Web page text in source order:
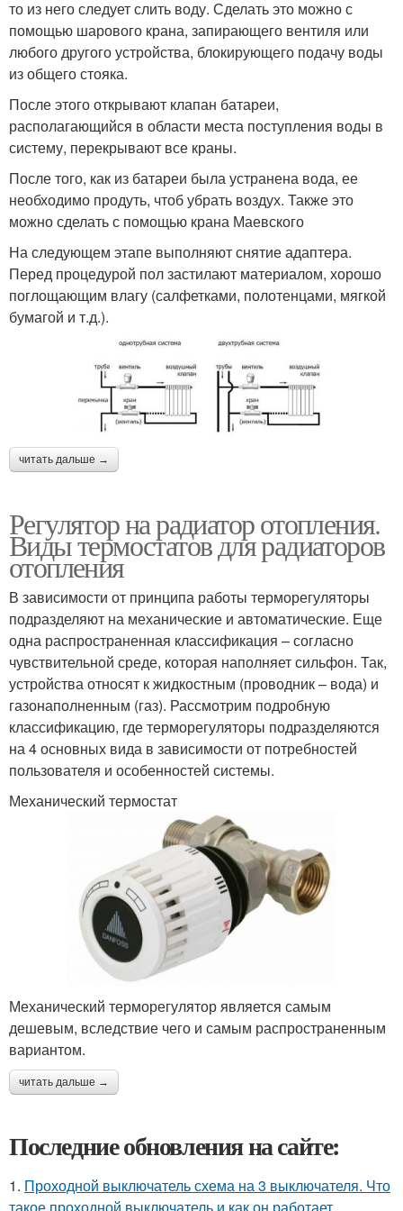
то из него следует слить воду. Сделать это можно с
помощью шарового крана, запирающего вентиля или
любого другого устройства, блокирующего подачу воды
из общего стояка.
После этого открывают клапан батареи,
располагающийся в области места поступления воды в
систему, перекрывают все краны.
После того, как из батареи была устранена вода, ее
необходимо продуть, чтоб убрать воздух. Также это
можно сделать с помощью крана Маевского
На следующем этапе выполняют снятие адаптера.
Перед процедурой пол застилают материалом, хорошо
поглощающим влагу (салфетками, полотенцами, мягкой
бумагой и т.д.).
читать дальше →
Регулятор на радиатор отопления.
Виды термостатов для радиаторов
отопления
В зависимости от принципа работы терморегуляторы
подразделяют на механические и автоматические. Еще
одна распространенная классификация – согласно
чувствительной среде, которая наполняет сильфон. Так,
устройства относят к жидкостным (проводник – вода) и
газонаполненным (газ). Рассмотрим подробную
классификацию, где терморегуляторы подразделяются
на 4 основных вида в зависимости от потребностей
пользователя и особенностей системы.
Механический термостат
Механический терморегулятор является самым
дешевым, вследствие чего и самым распространенным
вариантом.
читать дальше →
Последние обновления на сайте:
1. Проходной выключатель схема на 3 выключателя. Что
такое проходной выключатель и как он работает